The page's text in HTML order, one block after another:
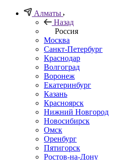
Алматы
Назад
Россия
Москва
Санкт-Петербург
Краснодар
Волгоград
Воронеж
Екатеринбург
Казань
Красноярск
Нижний Новгород
Новосибирск
Омск
Оренбург
Пятигорск
Ростов-на-Дону